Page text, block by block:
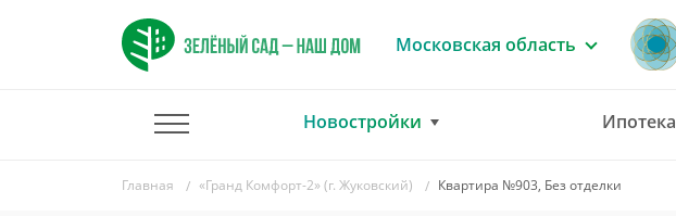
Московская область
Новостройки Ипотека
Главная «Гранд Комфорт-2» (г. Жуковский) Квартира №903, Без отделки